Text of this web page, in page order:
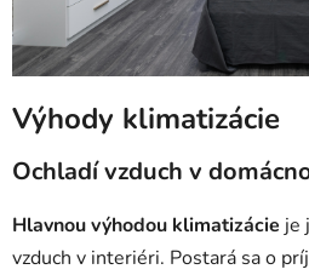
Výhody klimatizácie
Ochladí vzduch v
Hlavnou výhodou klimatizácie je
vzduch v interiéri. Postará sa o